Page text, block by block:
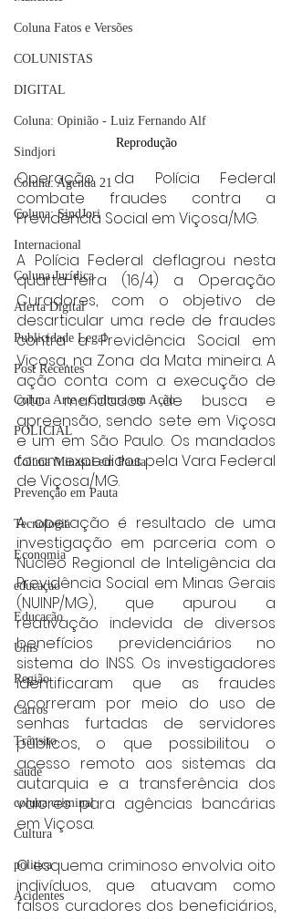
Coluna Fatos e Versões
COLUNISTAS
DIGITAL
Coluna: Opinião - Luiz Fernando Alf
Sindjori
Coluna: Agenda 21
Coluna: SindJori
Internacional
Coluna Jurídica
Alerta Digital
Publicidade Legal
Post Recentes
Coluna Arte e Cultura em Ação
POLICIAL
Coluna Minasul em Pauta
Prevenção em Pauta
Tecnologia
Economia
educaçao
Educação
Unis
Região
Carros
Trânsito
saúde
coluna criminal
Cultura
politica
Acidentes
Reprodução
Operação da Polícia Federal
combate fraudes contra a
Previdência Social em Viçosa/MG.
A Polícia Federal deflagrou nesta
quarta-feira (16/4) a Operação
Curadores, com o objetivo de
desarticular uma rede de fraudes
contra a Previdência Social em
Viçosa, na Zona da Mata mineira. A
ação conta com a execução de
oito mandados de busca e
apreensão, sendo sete em Viçosa
e um em São Paulo. Os mandados
foram expedidos pela Vara Federal
de Viçosa/MG.
A operação é resultado de uma
investigação em parceria com o
Núcleo Regional de Inteligência da
Previdência Social em Minas Gerais
(NUINP/MG), que apurou a
reativação indevida de diversos
benefícios previdenciários no
sistema do INSS. Os investigadores
identificaram que as fraudes
ocorreram por meio do uso de
senhas furtadas de servidores
públicos, o que possibilitou o
acesso remoto aos sistemas da
autarquia e a transferência dos
valores para agências bancárias
em Viçosa.
O esquema criminoso envolvia oito
indivíduos, que atuavam como
falsos curadores dos beneficiários,